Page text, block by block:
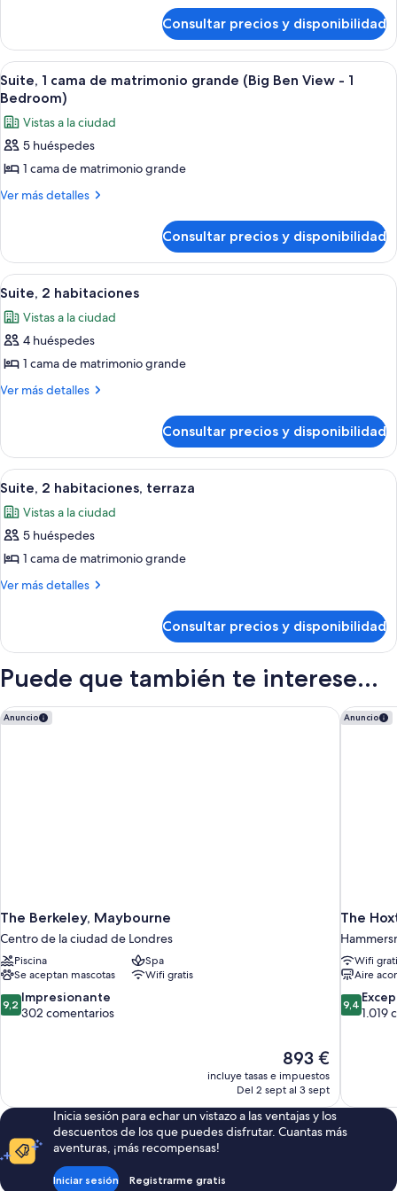
de
matrimonio
grande
(1
Bedroom)
1
cama
de
matrimonio
(1
Bedroom)
Consultar precios y disponibilidad
Abrir
todas
las
fotos
de
Suite,
1
matrimonio
grande
(Big
Ben
View
-
Bedroom)
Habitación de hotel con un ventanal
7
Suite, 1 cama de matrimonio grande (Big Ben View - 1
Bedroom)
Vistas a la ciudad
5 huéspedes
1 cama de matrimonio grande
Ver más detalles
Más
1
cama
de
grande
(Big
View
-
Consultar precios y disponibilidad
Abrir
todas
las
fotos
de
Suite,
Una sala de estar moderna con
8
Suite, 2 habitaciones
Vistas a la ciudad
4 huéspedes
1 cama de matrimonio grande
Ver más detalles
Más
2
habitaciones
Consultar precios y disponibilidad
Abrir
todas
las
fotos
de
Suite,
terraza
Una sala de estar moderna con
9
Suite, 2 habitaciones, terraza
Vistas a la ciudad
5 huéspedes
1 cama de matrimonio grande
Ver más detalles
Más
2
terraza
Consultar precios y disponibilidad
Puede que también te interese...
Anuncio
The Berkeley, Maybourne
Centro de la ciudad de Londres
Piscina
Spa
Se aceptan mascotas
Wifi gratis
9.2
sobre
9,2 Impresionante
302 comentarios
El
precio
actual
de
893 €
893 €
incluye tasas e impuestos
Del 2 sept al 3 sept
The Berkeley, Maybourne Anuncio
The
Wifi
Aire
9.4
sobre
9,4
1.019
The
Inicia sesión para echar un vistazo a las ventajas y los
descuentos de los que puedes disfrutar. Cuantas más
aventuras, ¡más recompensas!
Iniciar sesión Registrarme gratis